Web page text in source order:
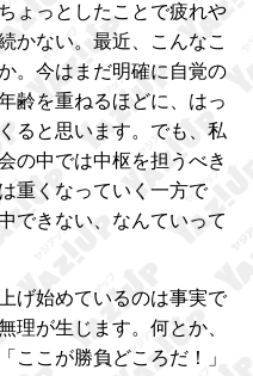
ょっとしたことで疲れや
かない。最近、こんなこ
。今はまだ明確に自覚の
齢を重ねるほどに、はっ
ると思います。でも、私
の中では中枢を担うべき
重くなっていく一方で
できない、なんていって
げ始めているのは事実で
理が生じます。何とか、
ここが勝負どころだ！」